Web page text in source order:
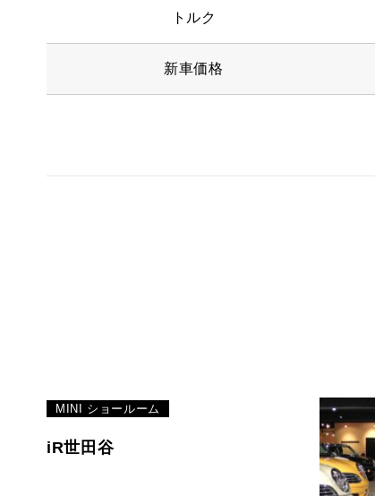
トルク
新車価格
MINI ショールーム
iR世田谷